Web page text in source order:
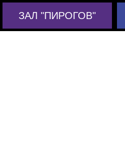
ЗАЛ "ПИРОГОВ"